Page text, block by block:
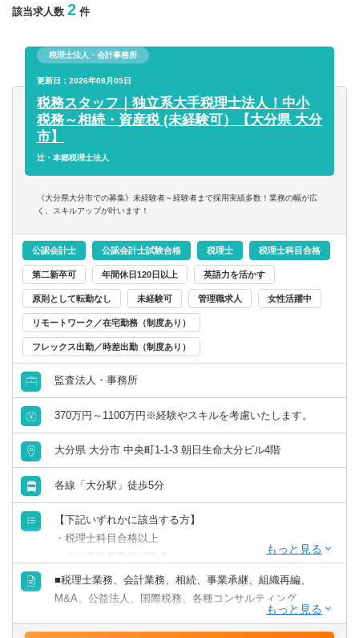
該当求人数 2 件
税理士法人・会計事務所
更新日：2026年08月05日
税務スタッフ｜独立系大手税理士法人！中小
税務～相続・資産税 (未経験可）【大分県 大分
市】
辻・本郷税理士法人
《大分県大分市での募集》未経験者～経験者まで採用実績多数！業務の幅が広
く、スキルアップが叶います！
公認会計士 公認会計士試験合格 税理士 税理士科目合格
第二新卒可 年間休日120日以上 英語力を活かす
原則として転勤なし 未経験可 管理職求人 女性活躍中
リモートワーク／在宅勤務（制度あり）
フレックス出勤／時差出勤（制度あり）
監査法人・事務所
370万円～1100万円※経験やスキルを考慮いたします。
大分県 大分市 中央町1-1-3 朝日生命大分ビル4階
各線「大分駅」徒歩5分
【下記いずれかに該当する方】
・税理士科目合格以上
・会計事務所勤務経験者
・公認会計士（監査経験1年以上ある方)※税務業務未経験
会計士の方も歓迎いたします！！
■税理士業務、会計業務、相続、事業承継、組織再編、
M&A、公益法人、国際税務、各種コンサルティング
【法人全体の特色】
フリーワード
企業名のみで検索
休日・働き方
リモートワーク／在宅勤務（制度あり）
年間休日120日以上
原則として転勤なし
フレックス出勤／時差出勤（制度あり）
募集・採用情報
新卒可
未経験可
年収1000万円以上の求人
税理士
税理士科目合格
日商簿記検定1級
日商簿記検定2級
日商簿記検定3級
会計事務所・税理士法人
コンサルティングファーム
事業会社
金融機関
北海道・東北
北海道 青森県
岩手県
秋田県
福島県
コンサルタント／監査法人／士業関連
戦略・業務・会計コンサルタント
経営・戦略コンサルタント
財務・会計・税務コンサルタント
人事・組織コンサルタント